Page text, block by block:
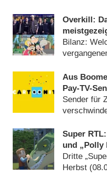
Overkill:
Bilanz:
Aus
Pay-TV-
Sender für
Super
und „Polly
Dritte
Herbst (